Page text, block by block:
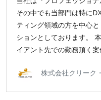
その中でも当部門は特に
ティング領域の方を中心
ションとしております。
イアント先での勤務頂く案
株式会社クリーク